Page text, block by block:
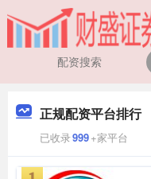
正规配资平台排行
已收录999+家平台